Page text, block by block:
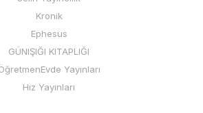
Yayınları
Yayınları
Kronik
Ephesus
GÜNIŞIĞI KITAPLIĞI
Yayınları
Hız Yayınları